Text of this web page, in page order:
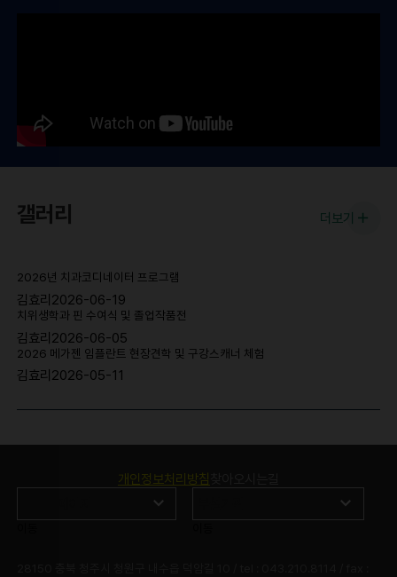
갤러리
2026년 치과코디네이터 프로그램
김효리2026-06-19
치위생학과 핀 수여식 및 졸업작품전
김효리2026-06-05
2026 메가젠 임플란트 현장견학 및 구강스캐너 체험
김효리 2026-05-11
더보기
개인정보처리방침